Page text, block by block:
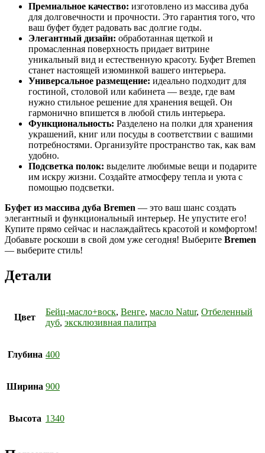
Премиальное качество: изготовлено из массива дуба
для долговечности и прочности. Это гарантия того, что
ваш буфет будет радовать вас долгие годы.
Элегантный дизайн: обработанная щеткой и
промасленная поверхность придает витрине
уникальный вид и естественную красоту. Буфет Bremen
станет настоящей изюминкой вашего интерьера.
Универсальное размещение: идеально подходит для
гостиной, столовой или кабинета — везде, где вам
нужно стильное решение для хранения вещей. Он
гармонично впишется в любой стиль интерьера.
Функциональность: Разделено на полки для хранения
украшений, книг или посуды в соответствии с вашими
потребностями. Организуйте пространство так, как вам
удобно.
Подсветка полок: выделите любимые вещи и подарите
им искру жизни. Создайте атмосферу тепла и уюта с
помощью подсветки.
Буфет из массива дуба Bremen — это ваш шанс создать
элегантный и функциональный интерьер. Не упустите его!
Купите прямо сейчас и наслаждайтесь красотой и комфортом!
Добавьте роскоши в свой дом уже сегодня! Выберите Bremen
— выберите стиль!
Детали
Цвет
Бейц-масло+воск, Венге, масло Natur, Отбеленный
дуб, эксклюзивная палитра
Глубина 400
Ширина 900
Высота 1340